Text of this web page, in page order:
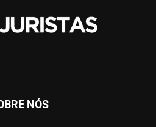
NÓS